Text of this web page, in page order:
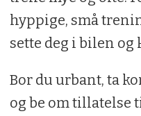
Rekylfri
Lette våpen
hyppige, små
sette deg i bilen og
Bor du urbant, ta
og be om tillatelse